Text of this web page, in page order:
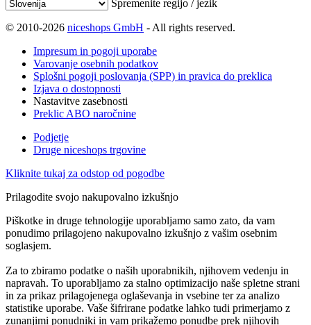
Spremenite regijo / jezik
© 2010-2026 niceshops GmbH - All rights reserved.
Impresum in pogoji uporabe
Varovanje osebnih podatkov
Splošni pogoji poslovanja (SPP) in pravica do preklica
Izjava o dostopnosti
Nastavitve zasebnosti
Preklic ABO naročnine
Podjetje
Druge niceshops trgovine
Kliknite tukaj za odstop od pogodbe
Prilagodite svojo nakupovalno izkušnjo
Piškotke in druge tehnologije uporabljamo samo zato, da vam
ponudimo prilagojeno nakupovalno izkušnjo z vašim osebnim
soglasjem.
Za to zbiramo podatke o naših uporabnikih, njihovem vedenju in
napravah. To uporabljamo za stalno optimizacijo naše spletne strani
in za prikaz prilagojenega oglaševanja in vsebine ter za analizo
statistike uporabe. Vaše šifrirane podatke lahko tudi primerjamo z
zunanjimi ponudniki in vam prikažemo ponudbe prek njihovih